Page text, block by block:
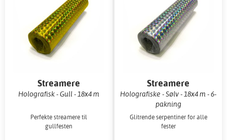
Streamere
Holografisk - Gull - 18x4 m
Perfekte streamere til
gullfesten
Streamere
Holografiske - Sølv - 18x4 m - 6-
pakning
Glitrende serpentiner for alle
fester